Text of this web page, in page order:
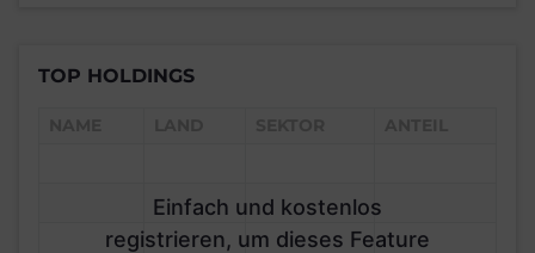
TOP HOLDINGS
Einfach und kostenlos
registrieren, um dieses Feature